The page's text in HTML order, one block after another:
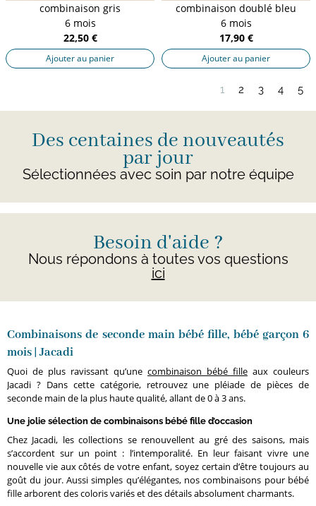
combinaison gris
6 mois
22,50 €
Ajouter au panier
combinaison doublé bleu
6 mois
17,90 €
Ajouter au panier
1 2 3 4 5
Des centaines de nouveautés
par jour
Sélectionnées avec soin par notre équipe
Besoin d'aide ?
Nous répondons à toutes vos questions
ici
Combinaisons de seconde main bébé fille, bébé garçon 6
mois | Jacadi
Quoi de plus ravissant qu’une combinaison bébé fille aux couleurs
Jacadi ? Dans cette catégorie, retrouvez une pléiade de pièces de
seconde main de la plus haute qualité, allant de 0 à 3 ans.
Une jolie sélection de combinaisons bébé fille d’occasion
Chez Jacadi, les collections se renouvellent au gré des saisons, mais
s’accordent sur un point : l’intemporalité. En leur faisant vivre une
nouvelle vie aux côtés de votre enfant, soyez certain d’être toujours au
goût du jour. Aussi simples qu’élégantes, nos combinaisons pour bébé
fille arborent des coloris variés et des détails absolument charmants.